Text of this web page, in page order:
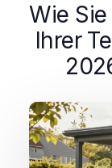
Wie
Ihrer